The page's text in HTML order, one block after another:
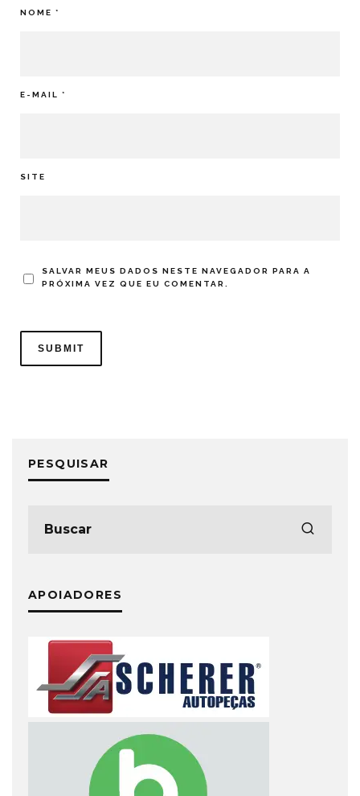
NOME *
E-MAIL *
SITE
SALVAR MEUS DADOS NESTE NAVEGADOR PARA A
PRÓXIMA VEZ QUE EU COMENTAR.
PESQUISAR
APOIADORES